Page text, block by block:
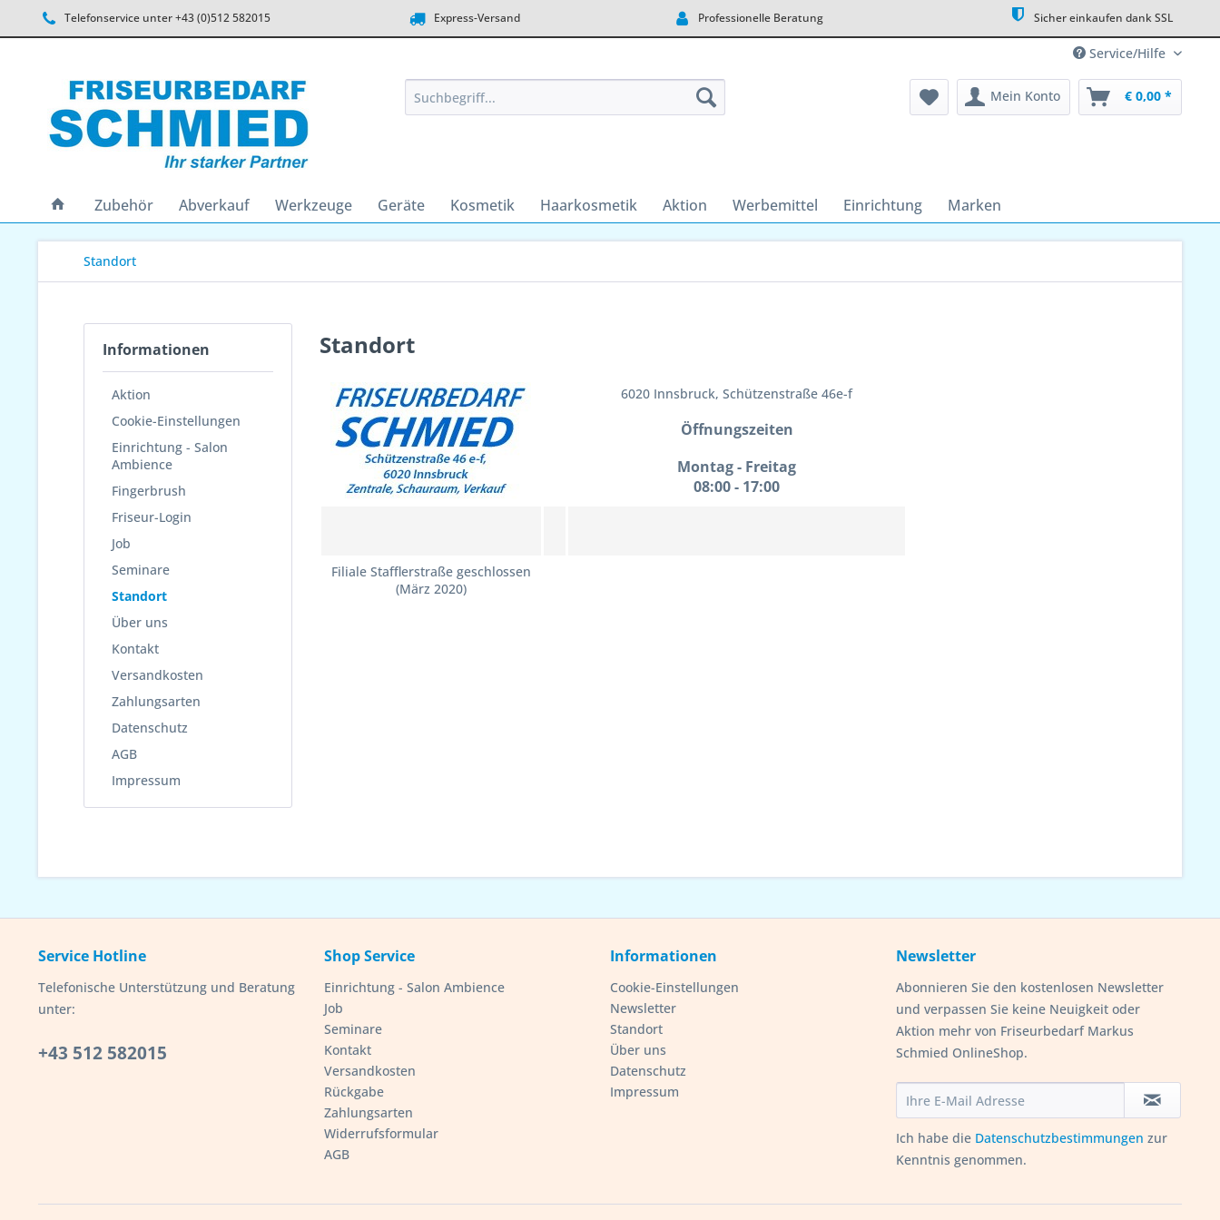
Telefonservice unter +43 (0)512 582015 Express-Versand Professionelle Beratung Sicher einkaufen dank SSL
Service/Hilfe
Mein Konto € 0,00 *
Zubehör Abverkauf Werkzeuge Geräte Kosmetik Haarkosmetik Aktion Werbemittel Einrichtung Marken
Standort
Informationen
Aktion
Cookie-Einstellungen
Einrichtung - Salon
Ambience
Fingerbrush
Friseur-Login
Job
Seminare
Standort
Über uns
Kontakt
Versandkosten
Zahlungsarten
Datenschutz
AGB
Impressum
Standort
6020 Innsbruck, Schützenstraße 46e-f
Öffnungszeiten
Montag - Freitag
08:00 - 17:00
Filiale Stafflerstraße geschlossen
(März 2020)
Service Hotline
Telefonische Unterstützung und Beratung
unter:
+43 512 582015
Shop Service
Einrichtung - Salon Ambience
Job
Seminare
Kontakt
Versandkosten
Rückgabe
Zahlungsarten
Widerrufsformular
AGB
Informationen
Cookie-Einstellungen
Newsletter
Standort
Über uns
Datenschutz
Impressum
Newsletter
Abonnieren Sie den kostenlosen Newsletter
und verpassen Sie keine Neuigkeit oder
Aktion mehr von Friseurbedarf Markus
Schmied OnlineShop.
Ich habe die Datenschutzbestimmungen zur
Kenntnis genommen.